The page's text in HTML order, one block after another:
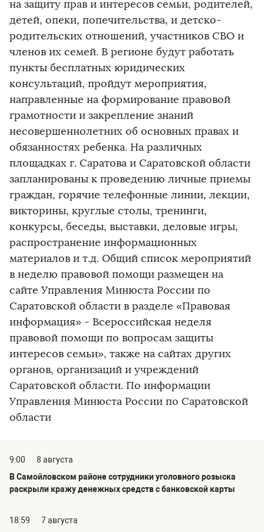
на защиту прав и интересов семьи, родителей,
детей, опеки, попечительства, и детско-
родительских отношений, участников СВО и
членов их семей. В регионе будут работать
пункты бесплатных юридических
консультаций, пройдут мероприятия,
направленные на формирование правовой
грамотности и закрепление знаний
несовершеннолетних об основных правах и
обязанностях ребенка. На различных
площадках г. Саратова и Саратовской области
запланированы к проведению личные приемы
граждан, горячие телефонные линии, лекции,
викторины, круглые столы, тренинги,
конкурсы, беседы, выставки, деловые игры,
распространение информационных
материалов и т.д. Общий список мероприятий
в неделю правовой помощи размещен на
сайте Управления Минюста России по
Саратовской области в разделе «Правовая
информация» - Всероссийская неделя
правовой помощи по вопросам защиты
интересов семьи», также на сайтах других
органов, организаций и учреждений
Саратовской области. По информации
Управления Минюста России по Саратовской
области
9:00
8 августа
В Самойловском районе сотрудники уголовного розыска
раскрыли кражу денежных средств с банковской карты
18:59
7 августа